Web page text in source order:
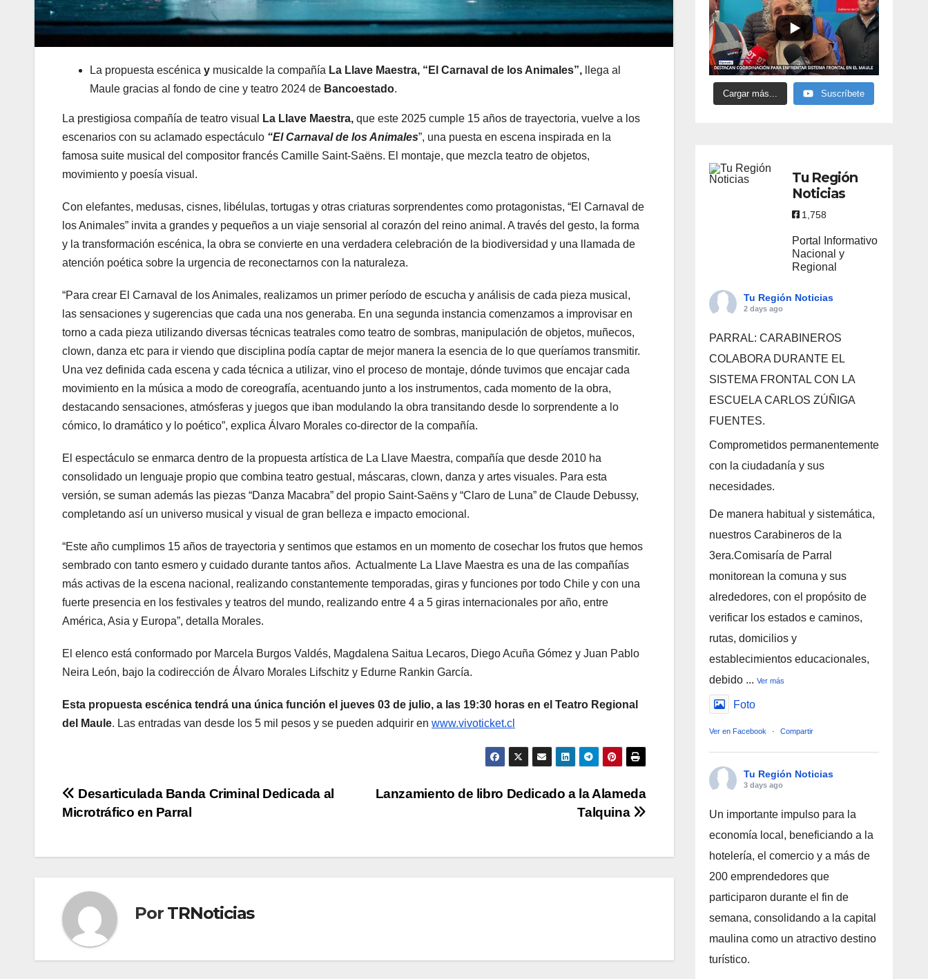
La propuesta escénica y musicalde la compañía La Llave Maestra, “El Carnaval de los Animales”,
llega al
Maule gracias al fondo de cine y teatro 2024 de Bancoestado.
La prestigiosa compañía de teatro visual La Llave Maestra, que este 2025 cumple 15 años de trayectoria, vuelve a los
escenarios con su aclamado espectáculo “El Carnaval de los Animales”, una puesta en escena inspirada en la
famosa suite musical del compositor francés Camille Saint-Saëns. El montaje, que mezcla teatro de objetos,
movimiento y poesía visual.
Con elefantes, medusas, cisnes, libélulas, tortugas y otras criaturas sorprendentes como protagonistas, “El Carnaval de
los Animales” invita a grandes y pequeños a un viaje sensorial al corazón del reino animal. A través del gesto, la forma
y la transformación escénica, la obra se convierte en una verdadera celebración de la biodiversidad y una llamada de
atención poética sobre la urgencia de reconectarnos con la naturaleza.
“Para crear El Carnaval de los Animales, realizamos un primer período de escucha y análisis de cada pieza musical,
las sensaciones y sugerencias que cada una nos generaba. En una segunda instancia comenzamos a improvisar en
torno a cada pieza utilizando diversas técnicas teatrales como teatro de sombras, manipulación de objetos, muñecos,
clown, danza etc para ir viendo que disciplina podía captar de mejor manera la esencia de lo que queríamos transmitir.
Una vez definida cada escena y cada técnica a utilizar, vino el proceso de montaje, dónde tuvimos que encajar cada
movimiento en la música a modo de coreografía, acentuando junto a los instrumentos, cada momento de la obra,
destacando sensaciones, atmósferas y juegos que iban modulando la obra transitando desde lo sorprendente a lo
cómico, lo dramático y lo poético”, explica Álvaro Morales co-director de la compañía.
El espectáculo se enmarca dentro de la propuesta artística de La Llave Maestra, compañía que desde 2010 ha
consolidado un lenguaje propio que combina teatro gestual, máscaras, clown, danza y artes visuales. Para esta
versión, se suman además las piezas “Danza Macabra” del propio Saint-Saëns y “Claro de Luna” de Claude Debussy,
completando así un universo musical y visual de gran belleza e impacto emocional.
“Este año cumplimos 15 años de trayectoria y sentimos que estamos en un momento de cosechar los frutos que hemos
sembrado con tanto esmero y cuidado durante tantos años. Actualmente La Llave Maestra es una de las compañías
más activas de la escena nacional, realizando constantemente temporadas, giras y funciones por todo Chile y con una
fuerte presencia en los festivales y teatros del mundo, realizando entre 4 a 5 giras internacionales por año, entre
América, Asia y Europa”, detalla Morales.
El elenco está conformado por Marcela Burgos Valdés, Magdalena Saitua Lecaros, Diego Acuña Gómez y Juan Pablo
Neira León, bajo la codirección de Álvaro Morales Lifschitz y Edurne Rankin García.
Esta propuesta escénica tendrá una única función el jueves 03 de julio, a las 19:30 horas en el Teatro Regional
del Maule. Las entradas van desde los 5 mil pesos y se pueden adquirir en www.vivoticket.cl
Navegación
entradas
Lanzamiento de libro Dedicado a la Alameda
Talquina
Desarticulada Banda Criminal Dedicada al
Microtráfico en Parral
Por TRNoticias
Cargar más... Suscríbete
Tu Región
Noticias
1,758
Portal Informativo
Nacional y
Regional
Tu Región Noticias
2 days ago
PARRAL: CARABINEROS
COLABORA DURANTE EL
SISTEMA FRONTAL CON LA
ESCUELA CARLOS ZÚÑIGA
FUENTES.
Comprometidos permanentemente
con la ciudadanía y sus
necesidades.
De manera habitual y sistemática,
nuestros Carabineros de la
3era.Comisaría de Parral
monitorean la comuna y sus
alrededores, con el propósito de
verificar los estados e caminos,
rutas, domicilios y
establecimientos educacionales,
debido ... Ver más
Foto
Ver en Facebook · Compartir
Tu Región Noticias
3 days ago
Un importante impulso para la
economía local, beneficiando a la
hotelería, el comercio y a más de
200 emprendedores que
participaron durante el fin de
semana, consolidando a la capital
maulina como un atractivo destino
turístico.